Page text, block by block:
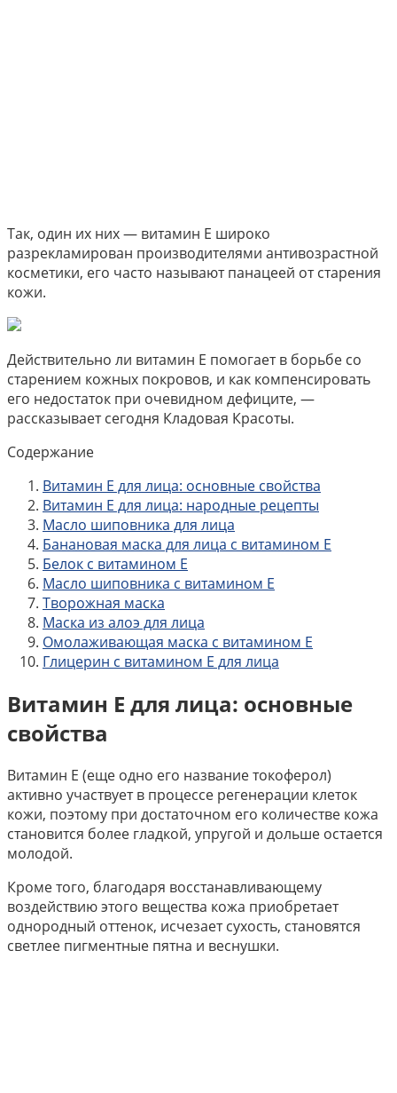
Так, один их них — витамин Е широко
разрекламирован производителями антивозрастной
косметики, его часто называют панацеей от старения
кожи.
Действительно ли витамин Е помогает в борьбе со
старением кожных покровов, и как компенсировать
его недостаток при очевидном дефиците, —
рассказывает сегодня Кладовая Красоты.
Содержание
Витамин Е для лица: основные свойства
Витамин Е для лица: народные рецепты
Масло шиповника для лица
Банановая маска для лица с витамином Е
Белок с витамином Е
Масло шиповника с витамином Е
Творожная маска
Маска из алоэ для лица
Омолаживающая маска с витамином Е
Глицерин с витамином Е для лица
Витамин Е для лица: основные
свойства
Витамин Е (еще одно его название токоферол)
активно участвует в процессе регенерации клеток
кожи, поэтому при достаточном его количестве кожа
становится более гладкой, упругой и дольше остается
молодой.
Кроме того, благодаря восстанавливающему
воздействию этого вещества кожа приобретает
однородный оттенок, исчезает сухость, становятся
светлее пигментные пятна и веснушки.